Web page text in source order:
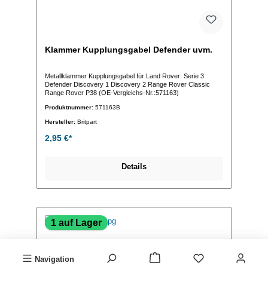
Navigation
Klammer Kupplungsgabel Defender uvm.
Metallklammer Kupplungsgabel für Land Rover: Serie 3
Defender Discovery 1 Discovery 2 Range Rover Classic
Range Rover P38 (OE-Vergleichs-Nr.:571163)
Produktnummer: 571163B
Hersteller: Britpart
2,95 €*
Details
1 auf Lager